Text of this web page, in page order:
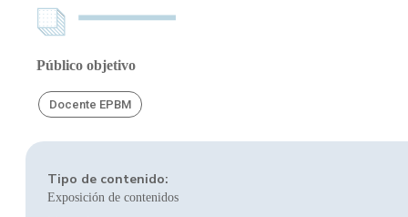
Público objetivo
Docente EPBM
Tipo de contenido:
Exposición de contenidos